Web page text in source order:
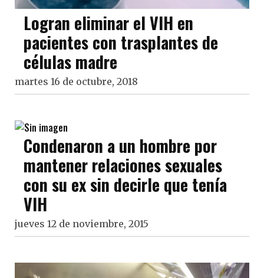
Logran eliminar el VIH en
pacientes con trasplantes de
células madre
martes 16 de octubre, 2018
Condenaron a un hombre por
mantener relaciones sexuales
con su ex sin decirle que tenía
VIH
jueves 12 de noviembre, 2015